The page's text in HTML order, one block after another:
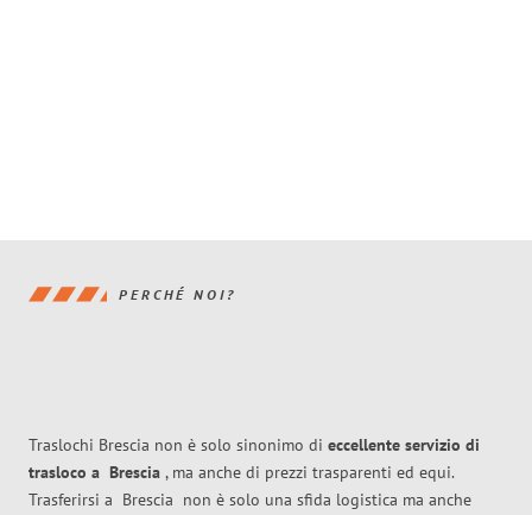
PERCHÉ NOI?
Traslochi Brescia non è solo sinonimo di eccellente servizio di
trasloco a Brescia , ma anche di prezzi trasparenti ed equi.
Trasferirsi a Brescia non è solo una sfida logistica ma anche